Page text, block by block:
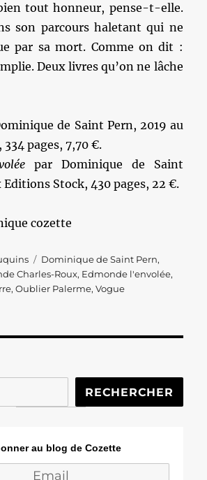
tout honneur, pense-t-elle.
son parcours haletant qui ne
par sa mort. Comme on dit :
Deux livres qu’on ne lâche
de Saint Pern, 2019 au
pages, 7,70 €.
par Dominique de Saint
Editions Stock, 430 pages, 22 €.
cozette
Étiquettes
Dominique de Saint Pern,
Charles-Roux, Edmonde l'envolée,
,Oublier Palerme,Vogue
RECHERCHER
au blog de Cozette